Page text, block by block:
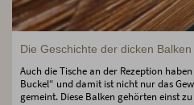
Die Geschichte der dicken Balken
Auch die Tische an der Rezeption
Buckel“ und damit ist nicht nur das
gemeint. Diese Balken gehörten einst